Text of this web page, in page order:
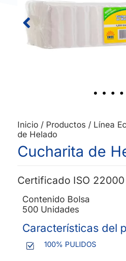
Inicio/ Productos / Línea
de Helado
Cucharita de
Certificado ISO 22000
Contenido Bolsa
500 Unidades
Características del
100% PULIDOS